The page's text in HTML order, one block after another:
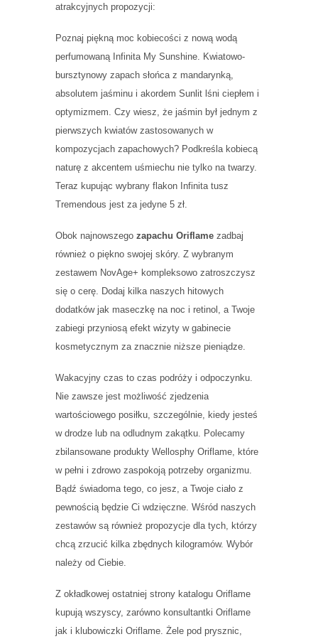
atrakcyjnych propozycji:
Poznaj piękną moc kobiecości z nową wodą
perfumowaną Infinita My Sunshine. Kwiatowo-
bursztynowy zapach słońca z mandarynką,
absolutem jaśminu i akordem Sunlit lśni ciepłem i
optymizmem. Czy wiesz, że jaśmin był jednym z
pierwszych kwiatów zastosowanych w
kompozycjach zapachowych? Podkreśla kobiecą
naturę z akcentem uśmiechu nie tylko na twarzy.
Teraz kupując wybrany flakon Infinita tusz
Tremendous jest za jedyne 5 zł.
Obok najnowszego zapachu Oriflame zadbaj
również o piękno swojej skóry. Z wybranym
zestawem NovAge+ kompleksowo zatroszczysz
się o cerę. Dodaj kilka naszych hitowych
dodatków jak maseczkę na noc i retinol, a Twoje
zabiegi przyniosą efekt wizyty w gabinecie
kosmetycznym za znacznie niższe pieniądze.
Wakacyjny czas to czas podróży i odpoczynku.
Nie zawsze jest możliwość zjedzenia
wartościowego posiłku, szczególnie, kiedy jesteś
w drodze lub na odludnym zakątku. Polecamy
zbilansowane produkty Wellosphy Oriflame, które
w pełni i zdrowo zaspokoją potrzeby organizmu.
Bądź świadoma tego, co jesz, a Twoje ciało z
pewnością będzie Ci wdzięczne. Wśród naszych
zestawów są również propozycje dla tych, którzy
chcą zrzucić kilka zbędnych kilogramów. Wybór
należy od Ciebie.
Z okładkowej ostatniej strony katalogu Oriflame
kupują wszyscy, zarówno konsultantki Oriflame
jak i klubowiczki Oriflame. Żele pod prysznic,